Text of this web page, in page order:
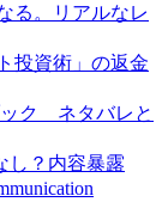
る。リアルなレ
投資術」の返金
ック ネタバレと
し？内容暴露